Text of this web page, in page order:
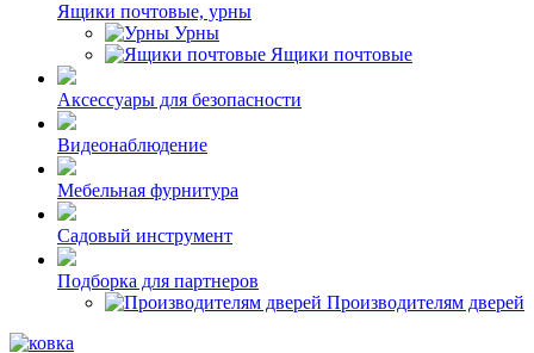
Ящики почтовые, урны
Урны
Ящики почтовые
Аксессуары для безопасности
Видеонаблюдение
Мебельная фурнитура
Садовый инструмент
Подборка для партнеров
Производителям дверей